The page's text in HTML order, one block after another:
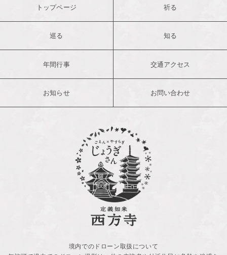
トップページ 祈る
巡る 知る
年間行事 交通アクセス
お知らせ お問い合わせ
境内でのドローン取扱について